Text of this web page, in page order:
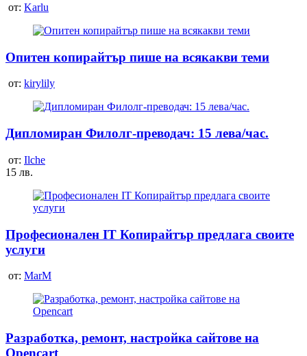
от: Karlu
Опитен копирайтър пише на всякакви теми
от: kirylily
Дипломиран Филолг-преводач: 15 лева/час.
от: Ilche
15 лв.
Професионален IT Копирайтър предлага своите
услуги
от: MarM
Разработка, ремонт, настройка сайтове на
Opencart